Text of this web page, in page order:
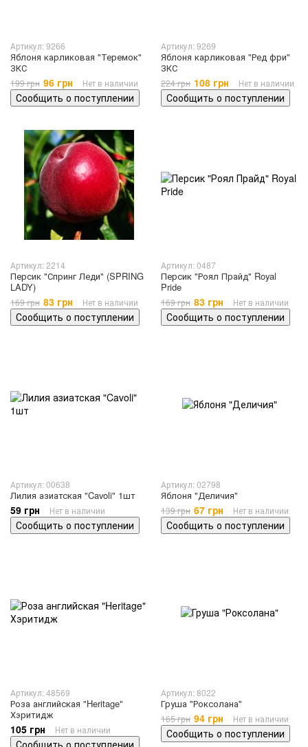
Артикул: 9266
Яблоня карликовая "Теремок"
ЗКС
199 грн 96 грн Нет в наличии
Сообщить о поступлении
Артикул: 9269
Яблоня карликовая "Ред фри"
ЗКС
224 грн 108 грн Нет в наличии
Сообщить о поступлении
Артикул: 2214
Персик "Спринг Леди" (SPRING
LADY)
169 грн 83 грн Нет в наличии
Сообщить о поступлении
Артикул: 0487
Персик "Роял Прайд" Royal
Pride
169 грн 83 грн Нет в наличии
Сообщить о поступлении
Артикул: 00638
Лилия азиатская "Cavoli" 1шт
59 грн Нет в наличии
Сообщить о поступлении
Артикул: 02798
Яблоня "Деличия"
139 грн 67 грн Нет в наличии
Сообщить о поступлении
Артикул: 48569
Роза английская "Heritage"
Хэритидж
105 грн Нет в наличии
Сообщить о поступлении
Артикул: 8022
Груша "Роксолана"
165 грн 94 грн Нет в наличии
Сообщить о поступлении